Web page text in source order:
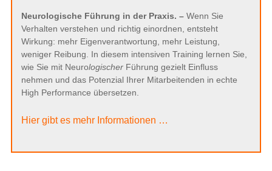
Neurologische Führung in der Praxis. – Wenn Sie
Verhalten verstehen und richtig einordnen, entsteht
Wirkung: mehr Eigenverantwortung, mehr Leistung,
weniger Reibung. In diesem intensiven Training lernen Sie,
wie Sie mit NeurologischerFührung gezielt Einfluss
nehmen und das Potenzial Ihrer Mitarbeitenden in echte
High Performance übersetzen.
Hier gibt es mehr Informationen …